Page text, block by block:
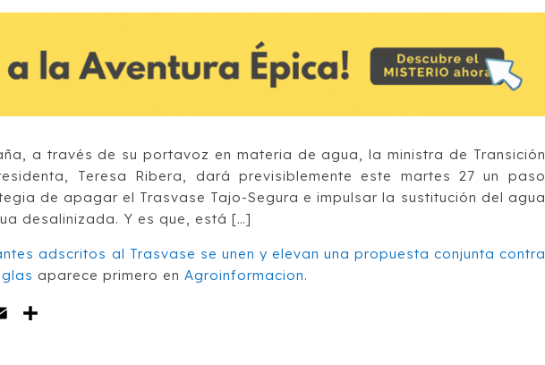
a través de su portavoz en materia de agua, la ministra de Transición
Teresa Ribera, dará previsiblemente este martes 27 un paso
de apagar el Trasvase Tajo-Segura e impulsar la sustitución del agua
desalinizada. Y es que, está […]
adscritos al Trasvase se unen y elevan una propuesta conjunta contra
aparece primero en Agroinformacion.
Email